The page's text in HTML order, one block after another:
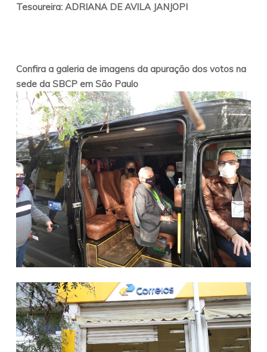
Tesoureira: ADRIANA DE AVILA JANJOPI
Confira a galeria de imagens da apuração dos votos na
sede da SBCP em São Paulo